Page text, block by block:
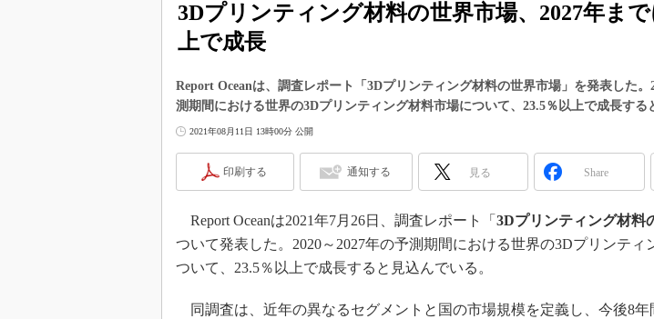
IIFES
TECHNO-FRONTIER
スマート工場EXPO
EdgeTech+
AUTOMOTIVE WORLD
フィールドサービス
組み込み画像技術
組み込みモデリング
車載ソフト開発
ISO26262
無償設計ツール
3Dプリンタ
S＆OP
モビリティ
3Dプリンティング材料の世界市場、2027年まで
上で成長
Report Oceanは、調査レポート「3Dプリンティング材料の世界市場」を発表した。
測期間における世界の3Dプリンティング材料市場について、23.5％以上で成長する
2021年08月11日 13時00分 公開
印刷する 通知する 見る Share
Report Oceanは2021年7月26日、調査レポート「 3Dプリンティング材料
ついて発表した。2020～2027年の予測期間における世界の3Dプリンティ
ついて、23.5％以上で成長すると見込んでいる。
同調査は、近年の異なるセグメントと国の市場規模を定義し、今後8年